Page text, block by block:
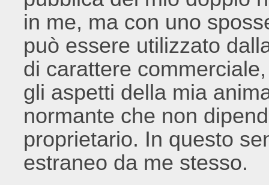
in me, ma con uno
può essere utilizzato
di carattere
gli aspetti della mia
normante che non
proprietario. In questo
estraneo da me stesso.